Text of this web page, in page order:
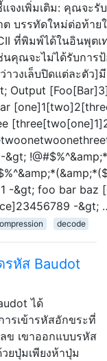
จงเพิ่มเติม: คุณจะรั
บรรทัดใหม่ต่อท้าย
ที่พิมพ์ได้ในอินพุต
นคุณจะไม่ได้รับการ
งเล็บปิดแต่ละตัว]มี
Output
-&gt; foo bar baz
-&gt;
decode
รหัส Baudot
ได้
รเข้ารหัสอักขระที่
ข เขาออกแบบรหัส
ยปุ่มเพียงห้าปุ่ม